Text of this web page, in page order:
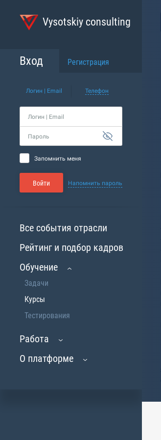
Vysotskiy consulting
Вход Регистрация
Логин | Email Телефон
Логин | Email
Пароль
Запомнить меня
Войти Напомнить пароль
Все события отрасли
Рейтинг и подбор кадров
Обучение
Задачи
Курсы
Тестирования
Работа
О платформе